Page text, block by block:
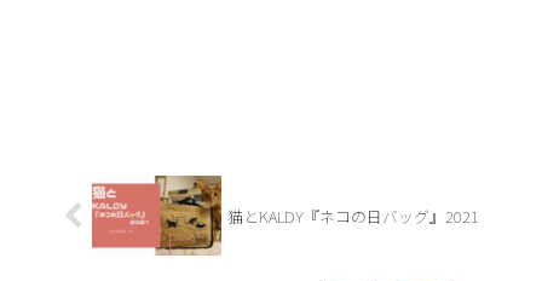
猫とKALDY『ネコの日バッグ』2021